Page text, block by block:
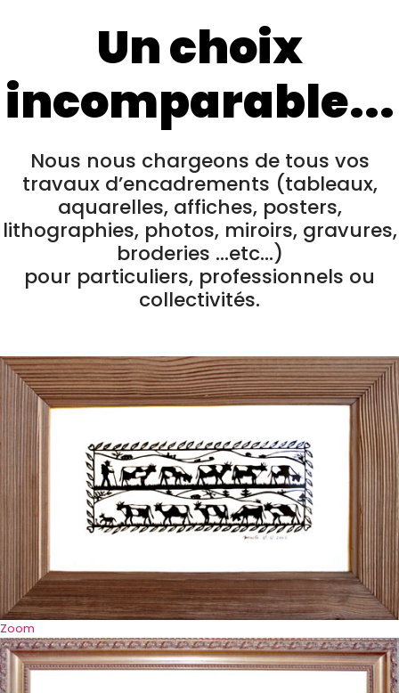
Un choix
incomparable...
Nous nous chargeons de tous vos
travaux d’encadrements (tableaux,
aquarelles, affiches, posters,
lithographies, photos, miroirs, gravures,
broderies ...etc...)
pour particuliers, professionnels ou
collectivités.
Zoom